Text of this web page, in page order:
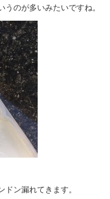
のが多いみたいですね。
ン漏れてきます。